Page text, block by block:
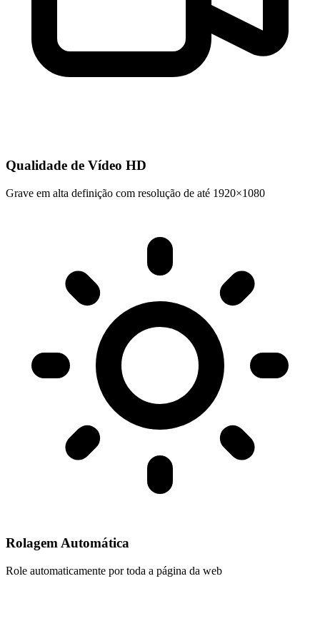
Qualidade de Vídeo HD
Grave em alta definição com resolução de até 1920×1080
Rolagem Automática
Role automaticamente por toda a página da web